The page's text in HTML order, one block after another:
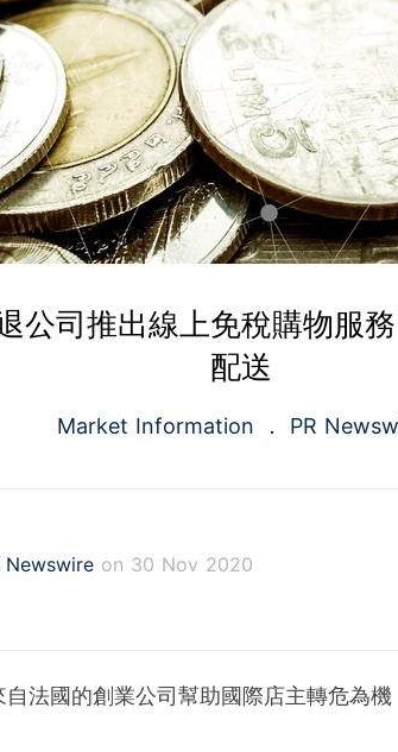
公司推出線上免稅購物服
配送
Market Information PR
Newswire on 30 Nov 2020
corporate communicators and
to engage key audiences. Having
法國的創業公司幫助國際店主轉危為機